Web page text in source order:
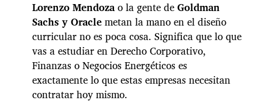
g
r
a
d
o
s
c
o
Lorenzo Mendozao la gente deGoldman
Sachs y Oraclemetan la mano en el diseño
curricular no es poca cosa. Significa que lo que
vas a estudiar en Derecho Corporativo,
Finanzas o Negocios Energéticos es
exactamente lo que estas empresas necesitan
contratar hoy mismo.